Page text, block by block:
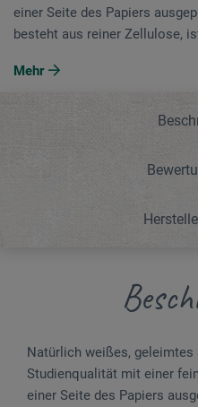
einer Seite des Papiers
besteht aus reiner Zellulose,
Mehr
Natürlich weißes, geleimtes
Studienqualität mit einer
einer Seite des Papiers